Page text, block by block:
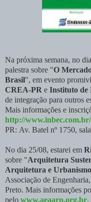
Na próxima semana, no
palestra sobre "O
Brasil", em evento
CREA-PR e Instituto de
de integração para outros
Mais informações e
http://
PR: Av. Batel nº 1750,
No dia 25/08, estarei em
sobre "Arquitetura
Arquitetura e Urbanismo
Associação de
Preto. Mais informações
pelo www.aeaarp.org.br.